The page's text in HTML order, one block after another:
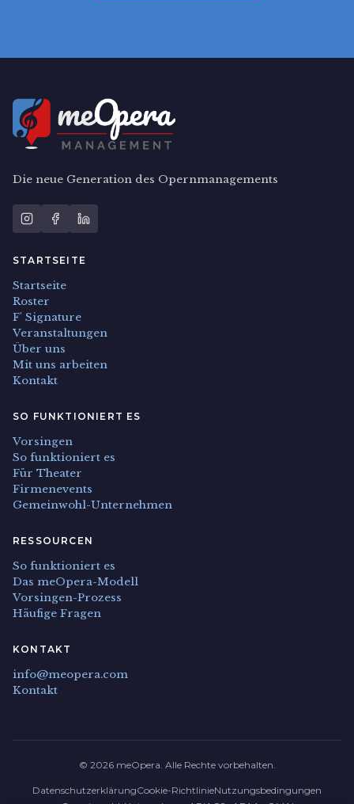
Die neue Generation des Opernmanagements
STARTSEITE
Startseite
Roster
F' Signature
Veranstaltungen
Über uns
Mit uns arbeiten
Kontakt
SO FUNKTIONIERT ES
Vorsingen
So funktioniert es
Für Theater
Firmenevents
Gemeinwohl-Unternehmen
RESSOURCEN
So funktioniert es
Das meOpera-Modell
Vorsingen-Prozess
Häufige Fragen
KONTAKT
info@meopera.com
Kontakt
© 2026 meOpera. Alle Rechte vorbehalten.
DatenschutzerklärungCookie-RichtlinieNutzungsbedingungen